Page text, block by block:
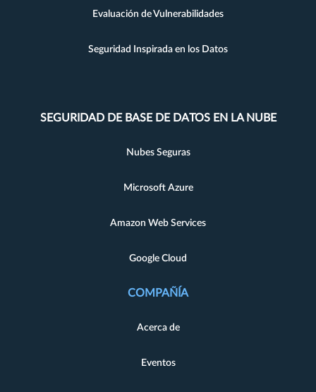
Evaluación de Vulnerabilidades
Seguridad Inspirada en los Datos
SEGURIDAD DE BASE DE DATOS EN LA NUBE
Nubes Seguras
Microsoft Azure
Amazon Web Services
Google Cloud
COMPAÑÍA
Acerca de
Eventos